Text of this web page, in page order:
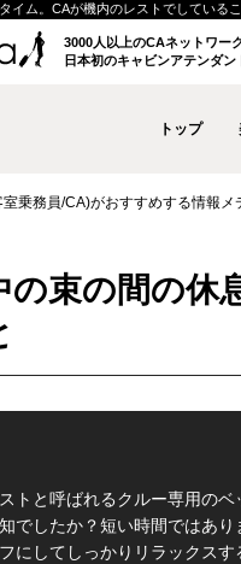
イム。CAが機内のレストでしている
3000人以上のCAネットワー
日本初のキャビンアテンダ
トップ
乗務員/CA)がおすすめする情報
の束の間の休
トと呼ばれるクルー専用のベ
でしたか？短い時間ではあり
にしてしっかりリラックスす